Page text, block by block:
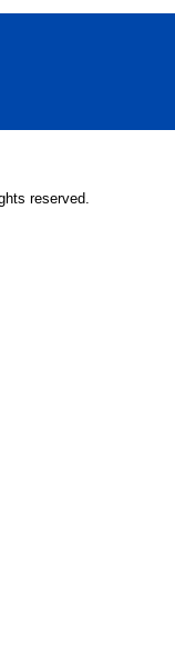
reserved.